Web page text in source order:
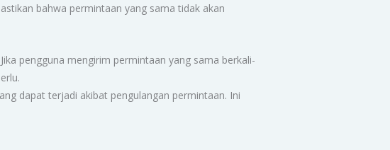
bahwa permintaan yang sama tidak akan
pengguna mengirim permintaan yang sama berkali-
dapat terjadi akibat pengulangan permintaan. Ini